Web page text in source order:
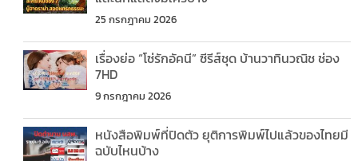
25 กรกฎาคม 2026
เรื่องย่อ “โซ่รักอัคนี” ซีรีส์ชุด บ้านวาทินวณิช ช่อง
7HD
9 กรกฎาคม 2026
หนังสือพิมพ์ที่ปิดตัว ยุติการพิมพ์ไปแล้วของไทยมี
ฉบับไหนบ้าง